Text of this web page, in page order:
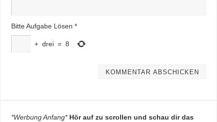
Bitte Aufgabe Lösen *
+ drei = 8
*Werbung Anfang* Hör auf zu scrollen und schau dir das